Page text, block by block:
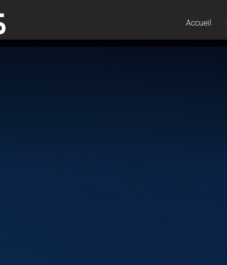
Accueil